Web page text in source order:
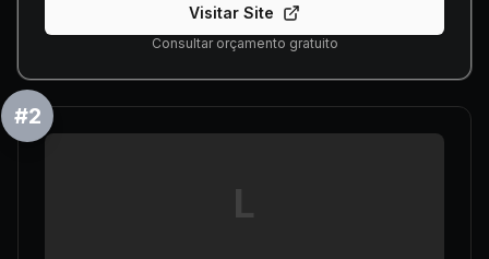
Visitar Site
Consultar orçamento gratuito
#2
L